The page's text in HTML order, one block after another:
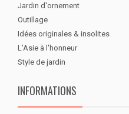
Jardin d'ornement
Outillage
Idées originales & insolites
L'Asie à l'honneur
Style de jardin
INFORMATIONS